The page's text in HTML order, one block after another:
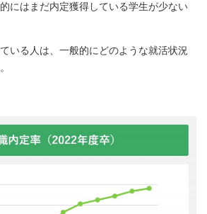
にはまだ内定獲得している学生が少ない
いる人は、一般的にどのような就活状況